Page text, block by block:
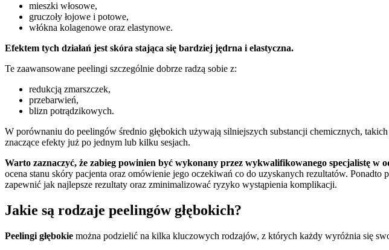
mieszki włosowe,
gruczoły łojowe i potowe,
włókna kolagenowe oraz elastynowe.
Efektem tych działań jest skóra stająca się bardziej jędrna i elastyczna.
Te zaawansowane peelingi szczególnie dobrze radzą sobie z:
redukcją zmarszczek,
przebarwień,
blizn potrądzikowych.
W porównaniu do peelingów średnio głębokich używają silniejszych substancji chemicznych,
znaczące efekty już po jednym lub kilku sesjach.
Warto zaznaczyć, że zabieg powinien być wykonany przez wykwalifikowanego specjalistę w
ocena stanu skóry pacjenta oraz omówienie jego oczekiwań co do uzyskanych rezultatów.
zapewnić jak najlepsze rezultaty oraz zminimalizować ryzyko wystąpienia komplikacji.
Jakie są rodzaje peelingów głębokich?
Peelingi głębokie można podzielić na kilka kluczowych rodzajów, z których każdy wyróżnia się